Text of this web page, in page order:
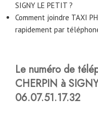
SIGNY LE PETIT ?
Comment joindre TAXI
rapidement par
Le numéro de
CHERPIN à
06.07.51.17.32